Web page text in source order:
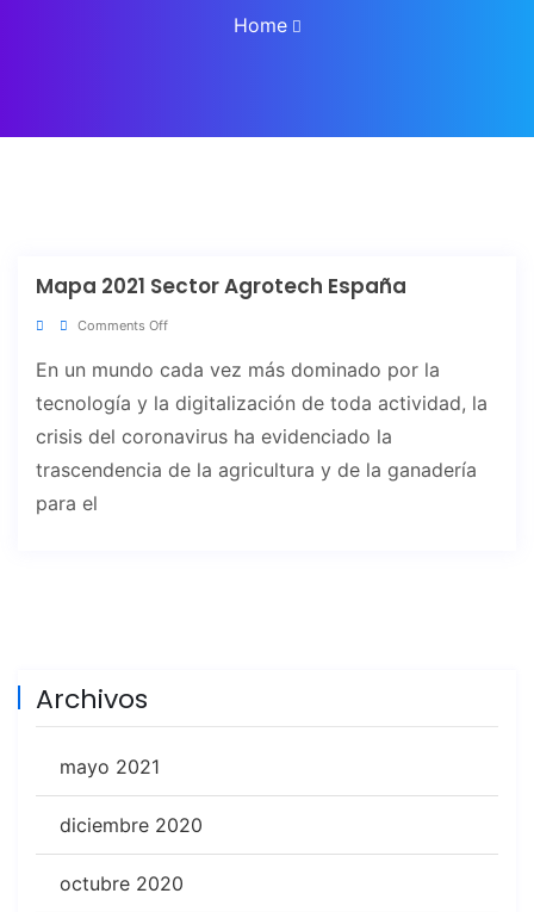
Home
Mapa 2021 Sector Agrotech España
Comments Off
En un mundo cada vez más dominado por la
tecnología y la digitalización de toda actividad, la
crisis del coronavirus ha evidenciado la
trascendencia de la agricultura y de la ganadería
para el
Archivos
mayo 2021
diciembre 2020
octubre 2020